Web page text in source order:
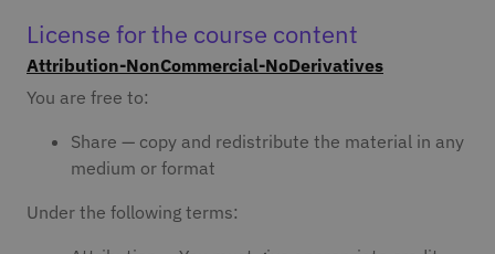
License for the course content
Attribution-NonCommercial-NoDerivatives
You are free to:
Share — copy and redistribute the material in any
medium or format
Under the following terms: